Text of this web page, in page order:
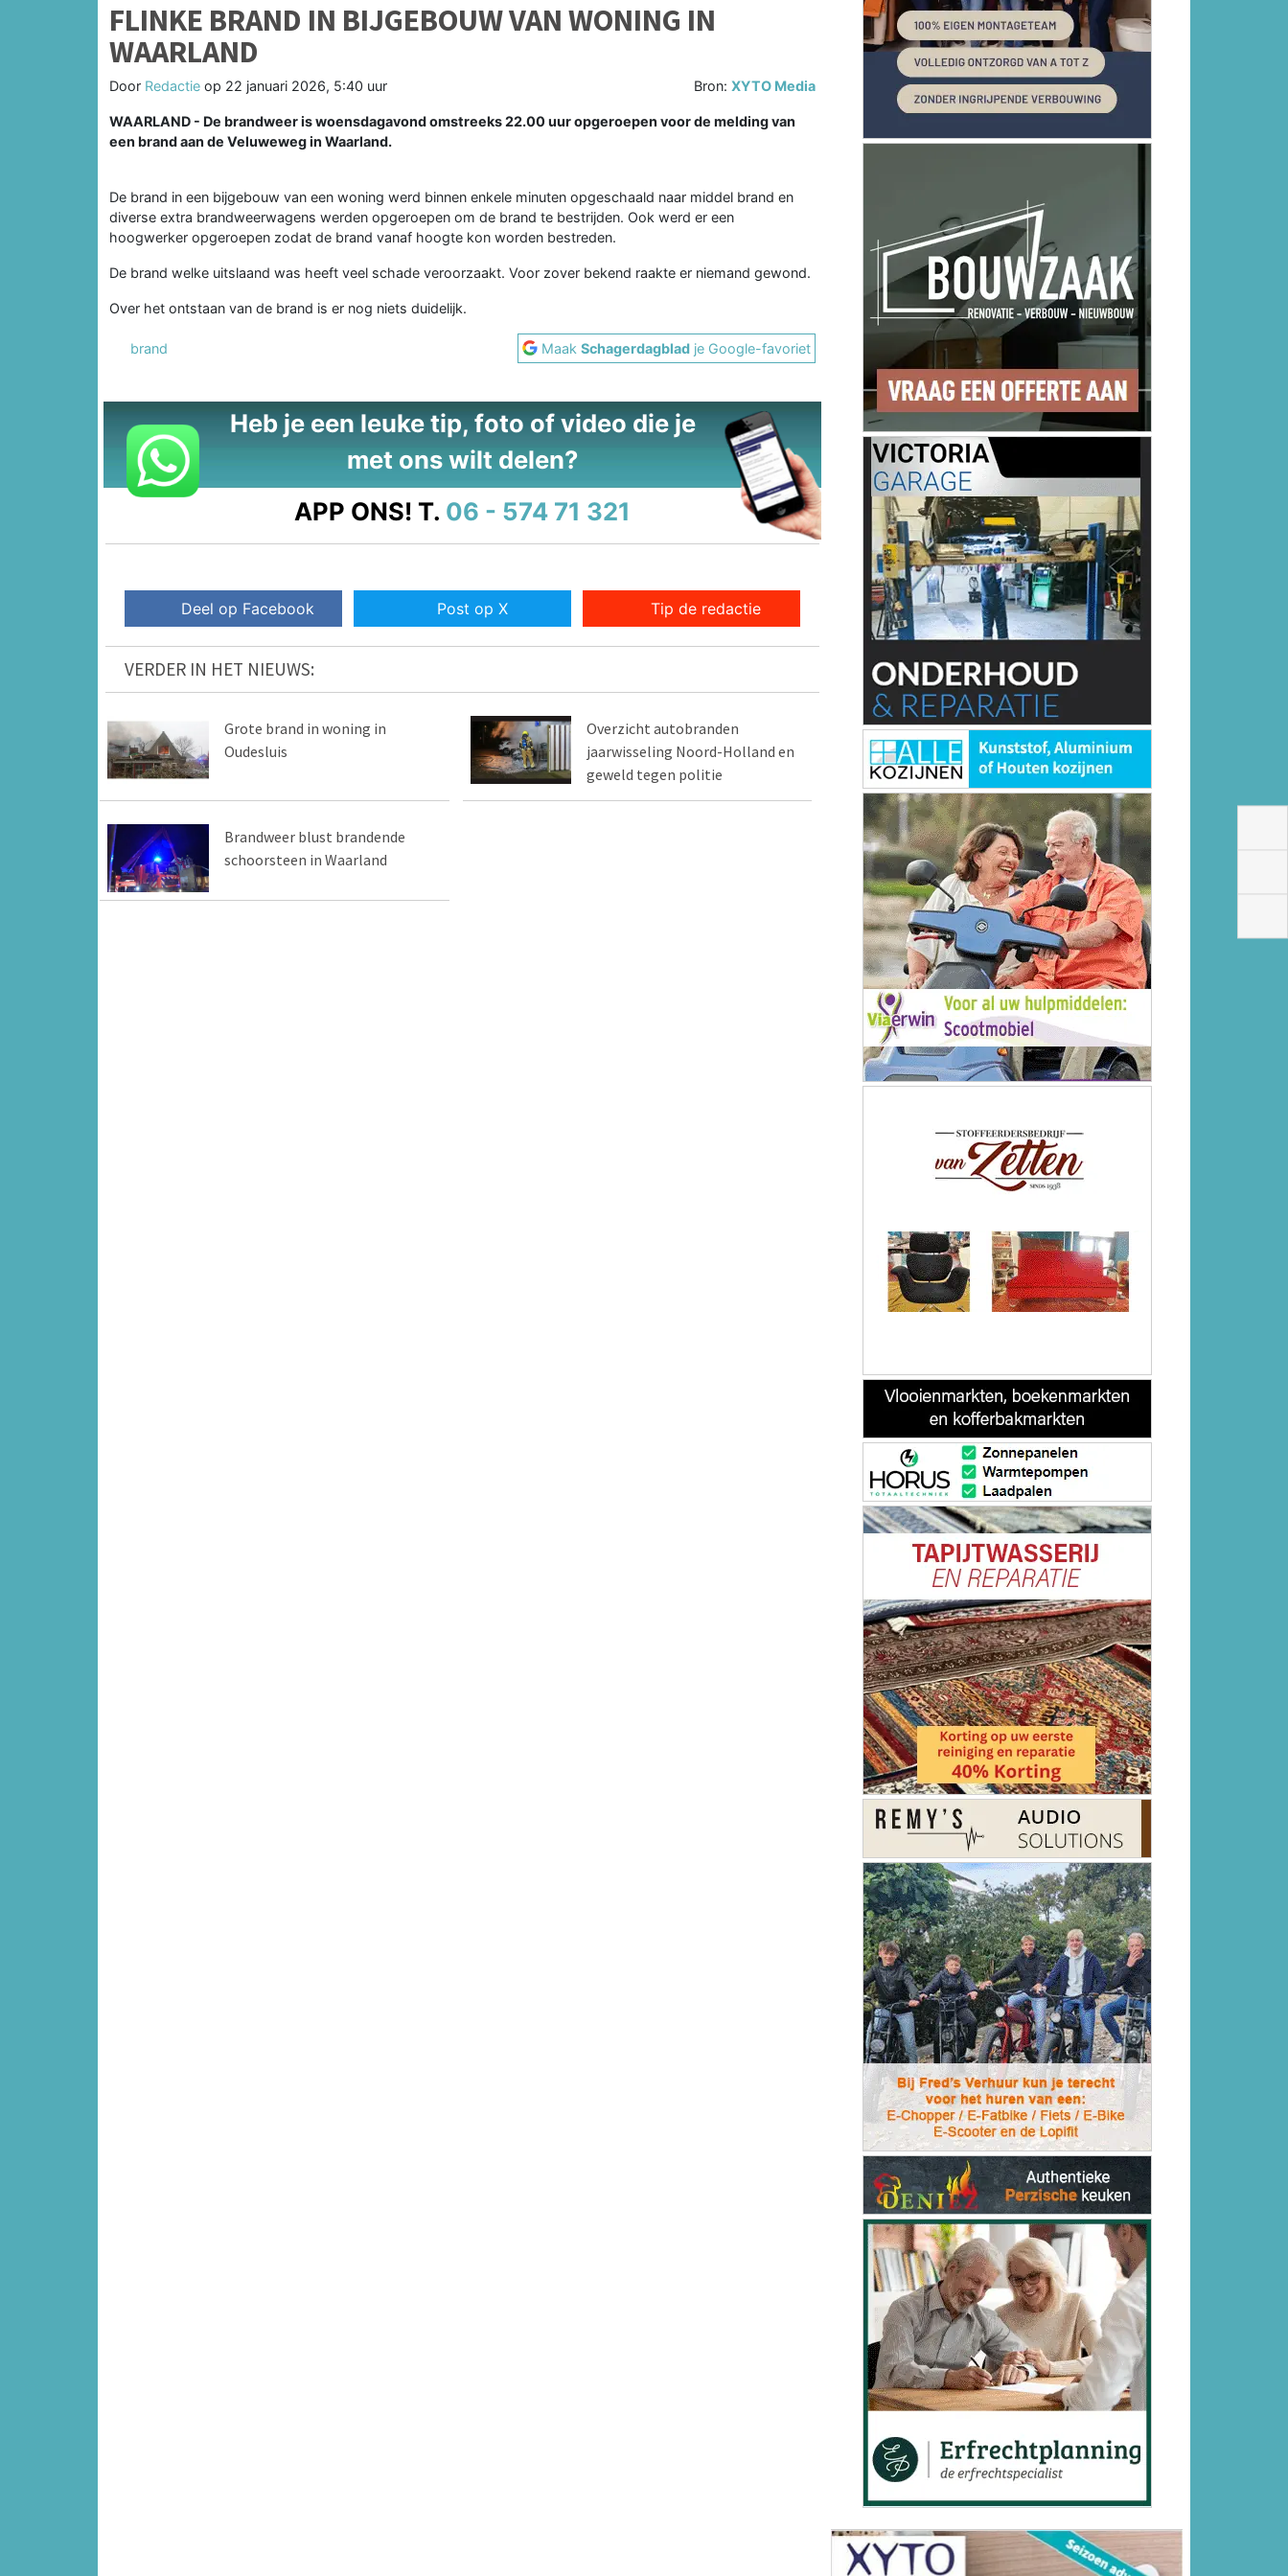
FLINKE BRAND IN BIJGEBOUW VAN WONING IN
WAARLAND
Door Redactie op 22 januari 2026, 5:40 uur Bron:XYTO Media
WAARLAND - De brandweer is woensdagavond omstreeks 22.00 uur opgeroepen voor de melding van
een brand aan de Veluweweg in Waarland.
De brand in een bijgebouw van een woning werd binnen enkele minuten opgeschaald naar middel brand en
diverse extra brandweerwagens werden opgeroepen om de brand te bestrijden. Ook werd er een
hoogwerker opgeroepen zodat de brand vanaf hoogte kon worden bestreden.
De brand welke uitslaand was heeft veel schade veroorzaakt. Voor zover bekend raakte er niemand gewond.
Over het ontstaan van de brand is er nog niets duidelijk.
brand MaakSchagerdagblad je Google-favoriet
Heb je een leuke tip, foto of video die je
met ons wilt delen?
APP ONS! T. 06 - 574 71 321
Deel op Facebook Post op X Tip de redactie
VERDER IN HET NIEUWS:
Grote brand in woning in
Oudesluis
Overzicht autobranden
jaarwisseling Noord-Holland en
geweld tegen politie
Brandweer blust brandende
schoorsteen in Waarland